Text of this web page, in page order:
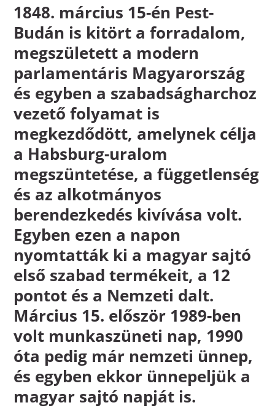
1848. március 15-én Pest-
Budán is kitört a forradalom,
megszületett a modern
parlamentáris Magyarország
és egyben a szabadságharchoz
vezető folyamat is
megkezdődött, amelynek célja
a Habsburg-uralom
megszüntetése, a függetlenség
és az alkotmányos
berendezkedés kivívása volt.
Egyben ezen a napon
nyomtatták ki a magyar sajtó
első szabad termékeit, a 12
pontot és a Nemzeti dalt.
Március 15. először 1989-ben
volt munkaszüneti nap, 1990
óta pedig már nemzeti ünnep,
és egyben ekkor ünnepeljük a
magyar sajtó napját is.